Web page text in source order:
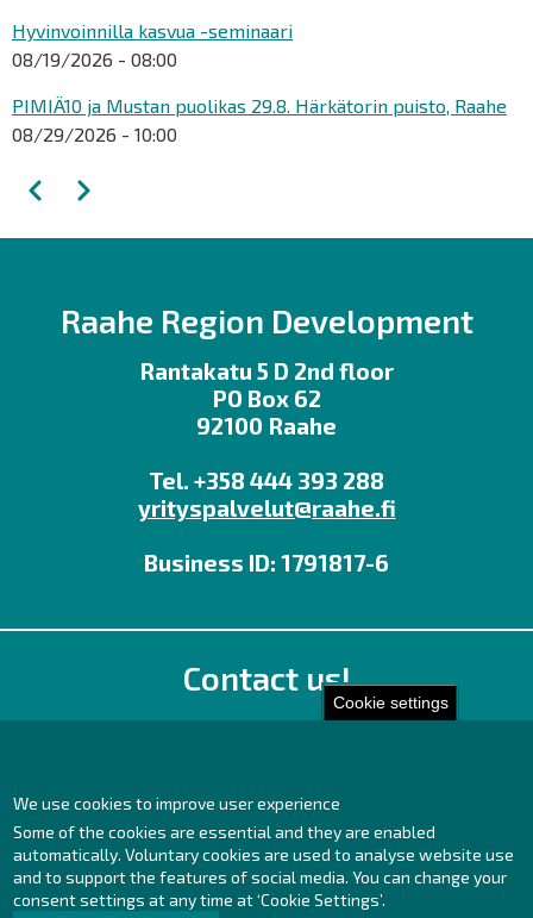
Cookie settings
We use cookies to improve user experience
Some of the cookies are essential and they are enabled
automatically. Voluntary cookies are used to analyse website use
and to support the features of social media. You can change your
consent settings at any time at ‘Cookie Settings’.
Hyvinvoinnilla kasvua -seminaari
08/19/2026 - 08:00
PIMIÄ10 ja Mustan puolikas 29.8. Härkätorin puisto, Raahe
08/29/2026 - 10:00
Pagination
PreviousNext
Raahe Region Development
Rantakatu 5 D 2nd floor
PO Box 62
92100 Raahe
Tel. +358 444 393 288
yrityspalvelut@raahe.fi
Business ID: 1791817-6
Contact us!
Office
Facebook
Instagram
LinkedIn